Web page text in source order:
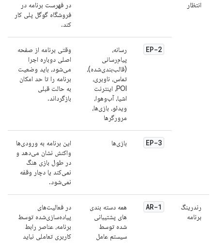
انتظار
در فهرست برنامه در
فروشگاه گوگل پلی کار
کند.
EP-2
رسانه،
پیام‌رسانی
(قالب‌بندی‌شده)،
تماس، ناوبری،
POI، اینترنت
اشیا، آب‌وهوا،
ویدئو، بازی‌ها،
مرورگرها
وقتی برنامه از صفحه
اصلی دوباره اجرا
می‌شود، باید وضعیت
برنامه را تا حد امکان
به حالت قبلی
بازگرداند.
EP-3 بازی‌ها
این برنامه به ورودی‌ها
واکنش نشان می‌دهد و
در طول بازی هنگ
نمی‌کند یا دچار وقفه
نمی‌شود.
رندرینگ
برنامه
AR-1
همه دسته بندی
های پشتیبانی
شده توسط
سیستم عامل
در فعالیت‌های
پیاده‌سازی‌شده توسط
برنامه، عناصر رابط
کاربری تعاملی نباید